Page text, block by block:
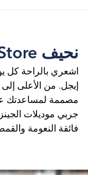
نحيف at City Stars Store
اشعري بالراحة كل
إيجل. من الأعلى
مصممة لمساعدتك
جربي موديلات
فائقة النعومة